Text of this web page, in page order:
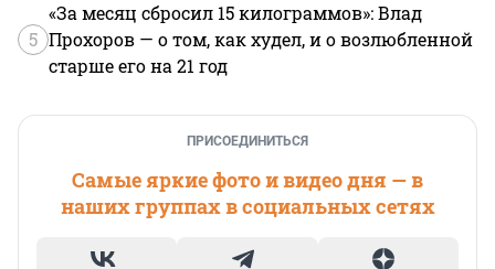
5
«За месяц сбросил 15 килограммов»: Влад
Прохоров — о том, как худел, и о возлюбленной
старше его на 21 год
ПРИСОЕДИНИТЬСЯ
Самые яркие фото и видео дня — в
наших группах в социальных сетях